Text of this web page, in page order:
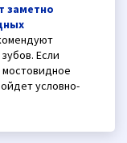
заметно
Если
мостовидное
условно-